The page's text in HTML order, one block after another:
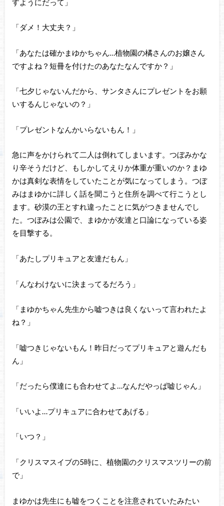
すようにだって」
「ダメ！大丈夫？」
「あなたは確かまゆかちゃん…植物園の橘さんのお嬢さん
ですよね？短冊を付けたのあなたなんですか？」
「七夕じゃないんだから、サンタさんにプレゼントをお願
いするんじゃないの？」
「プレゼントなんかいらないもん！」
急に声をかけられて二人は倒れてしまいます。つぼみかな
り辛そうだけど、もしかしてえりか体重が重いのか？まゆ
かは真剣な表情をしていたことが気になってしまう。つぼ
みはまゆかに詳しく話を聞こうと住所を調べて行こうとし
ます。砂漠の王とすれ違ったことに気がつきませんでし
た。つぼみは公園で、まゆかが友達と口論になっている姿
を目撃する。
「あたしプリキュアと友達だもん」
「んなわけないに決まってるだろう」
「まゆかちゃん先生から嘘つきは良くないって言われたよ
ね？」
「嘘つきじゃないもん！昨日だってプリキュアと遊んだも
ん」
「だったら僕達にも合わせてよ…なんだやっぱ嘘じゃん」
「いいよ…プリキュアに合わせてあげる」
「いつ？」
「クリスマスイブの5時に、植物園のクリスマスツリーの前
で」
まゆかは先生にも嘘をつくことを注意されていたみたい